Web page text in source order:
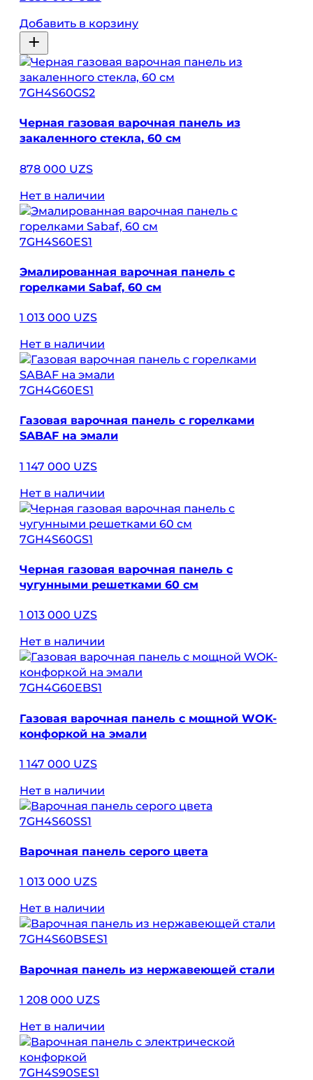
Добавить в корзину
7GH4S60GS2
Черная газовая варочная панель из
закаленного стекла, 60 см
878 000 UZS
Нет в наличии
7GH4S60ES1
Эмалированная варочная панель с
горелками Sabaf, 60 см
1 013 000 UZS
Нет в наличии
7GH4G60ES1
Газовая варочная панель с горелками
SABAF на эмали
1 147 000 UZS
Нет в наличии
7GH4S60GS1
Черная газовая варочная панель с
чугунными решетками 60 см
1 013 000 UZS
Нет в наличии
7GH4G60EBS1
Газовая варочная панель с мощной WOK-
конфоркой на эмали
1 147 000 UZS
Нет в наличии
7GH4S60SS1
Варочная панель серого цвета
1 013 000 UZS
Нет в наличии
7GH4S60BSES1
Варочная панель из нержавеющей стали
1 208 000 UZS
Нет в наличии
7GH4S90SES1